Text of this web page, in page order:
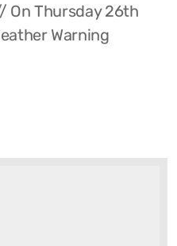
On Thursday 26th
Warning